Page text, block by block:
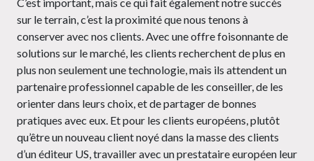
sur le terrain, c’est la proximité que nous tenons à
conserver avec nos clients. Avec une offre foisonnante de
solutions sur le marché, les clients recherchent de plus en
plus non seulement une technologie, mais ils attendent un
partenaire professionnel capable de les conseiller, de les
orienter dans leurs choix, et de partager de bonnes
pratiques avec eux. Et pour les clients européens, plutôt
qu’être un nouveau client noyé dans la masse des clients
d’un éditeur US, travailler avec un prestataire européen leur